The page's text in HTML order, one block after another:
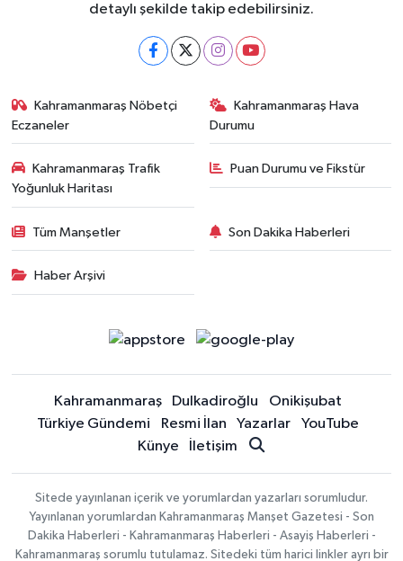
detaylı şekilde takip edebilirsiniz.
Kahramanmaraş Nöbetçi
Eczaneler
Kahramanmaraş Hava
Durumu
Kahramanmaraş Trafik
Yoğunluk Haritası
Puan Durumu ve Fikstür
Tüm Manşetler Son Dakika Haberleri
Haber Arşivi
Kahramanmaraş Dulkadiroğlu
Onikişubat
Türkiye Gündemi
Resmi İlan Yazarlar
YouTube
Künye
İletişim
Sitede yayınlanan içerik ve yorumlardan yazarları sorumludur.
Yayınlanan yorumlardan Kahramanmaraş Manşet Gazetesi - Son
Dakika Haberleri - Kahramanmaraş Haberleri - Asayiş Haberleri -
Kahramanmaraş sorumlu tutulamaz. Sitedeki tüm harici linkler ayrı bir